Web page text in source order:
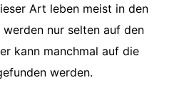
Art leben meist in den
nur selten auf den
kann manchmal auf die
werden.